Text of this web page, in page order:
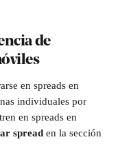
de
en spreads en
individuales por
en spreads en
spread en la sección